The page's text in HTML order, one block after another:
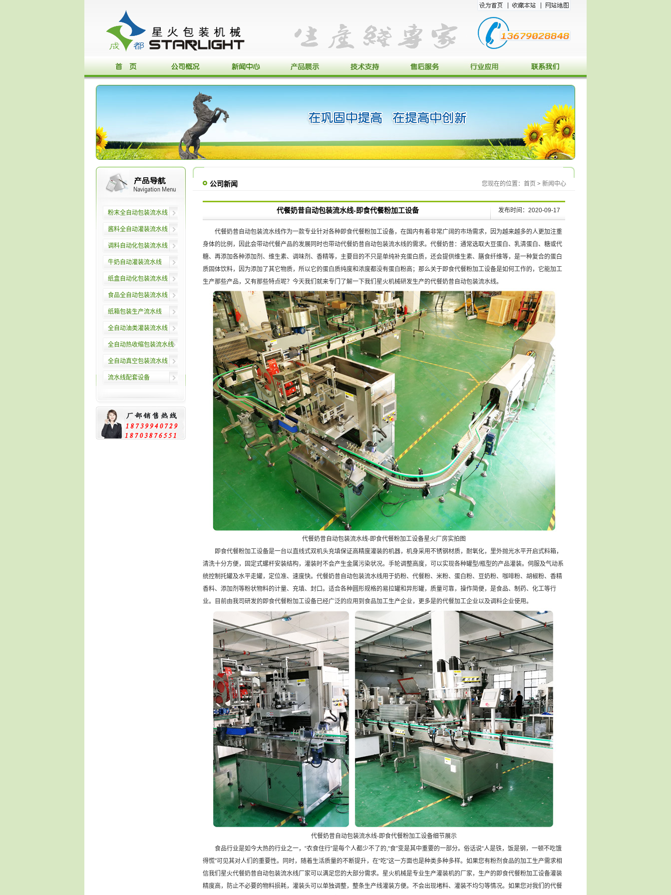
粉末全自动包装流水线
酱料全自动灌装流水线
调料自动化包装流水线
牛奶自动灌装流水线
纸盒自动化包装流水线
食品全自动包装流水线
纸箱包装生产流水线
全自动油类灌装流水线
全自动热收缩包装流水线
全自动真空包装流水线
流水线配套设备
公司新闻 您现在的位置： 首页 > 新闻中心
代餐奶昔自动包装流水线-即食代餐粉加工设备 发布时间：2020-09-17
代餐奶昔自动包装流水线作为一款专业针对各种即食代餐粉加工设备，在国内有着非常广阔的市场需求，因为越来越多的人更加注重
身体的比例，因此会带动代餐产品的发展同时也带动代餐奶昔自动包装流水线的需求。代餐奶昔：通常选取大豆蛋白、乳清蛋白、糖或代
糖、再添加各种添加剂、维生素、调味剂、香精等，主要目的不只是单纯补充蛋白质，还会提供维生素、膳食纤维等，是一种复合的蛋白
质固体饮料，因为添加了其它物质，所以它的蛋白质纯度和浓度都没有蛋白粉高；那么关于即食代餐粉加工设备是如何工作的，它能加工
生产那些产品，又有那些特点呢？今天我们就来专门了解一下我们星火机械研发生产的代餐奶昔自动包装流水线。
代餐奶昔自动包装流水线-即食代餐粉加工设备星火厂房实拍图
即食代餐粉加工设备是一台以直线式双机头充填保证高精度灌装的机器，机身采用不锈钢材质，耐氧化，里外抛光水平开启式料箱，
清洗十分方便，固定式螺杆安装结构，灌装时不会产生金属污染状况。手轮调整高度，可以实现各种罐型/瓶型的产品灌装。伺服及气动系
统控制托罐及水平走罐，定位准、速度快。代餐奶昔自动包装流水线用于奶粉、代餐粉、米粉、蛋白粉、豆奶粉、咖啡粉、胡椒粉、香精
香料、添加剂等粉状物料的计量、充填、封口。适合各种圆形规格的易拉罐和异形罐，质量可靠，操作简便，是食品、制药、化工等行
业。目前由我司研发的即食代餐粉加工设备已经广泛的应用到食品加工生产企业，更多是的代餐加工企业以及调料企业使用。
代餐奶昔自动包装流水线-即食代餐粉加工设备细节展示
食品行业是如今大热的行业之一，“衣食住行”是每个人都少不了的,“食”变是其中重要的一部分。俗话说“人是铁，饭是钢，一顿不吃饿
得慌”可见其对人们的重要性。同时，随着生活质量的不断提升，在“吃”这一方面也是种类多种多样。如果您有粉剂食品的加工生产需求相
信我们星火代餐奶昔自动包装流水线厂家可以满足您的大部分需求。星火机械是专业生产灌装机的厂家，生产的即食代餐粉加工设备灌装
精度高，防止不必要的物料损耗，灌装头可以单独调整，整条生产线灌装方便。不会出现堵料、灌装不均匀等情况。如果您对我们的代餐